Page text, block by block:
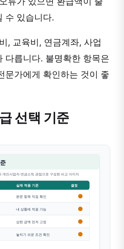
수 있습니다.
, 교육비, 연금계좌, 사업
다릅니다. 불명확한 항목은
문가에게 확인하는 것이 좋
선택 기준